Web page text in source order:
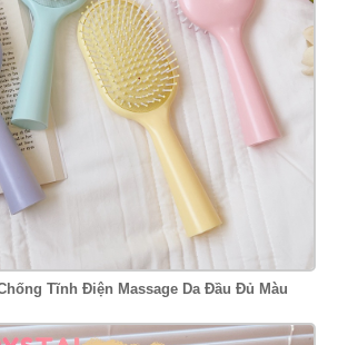
Tĩnh Điện Massage Da Đầu Đủ Màu